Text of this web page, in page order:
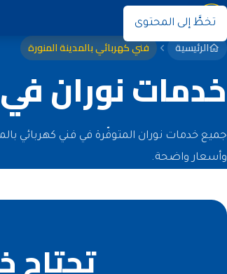
تخطَّ إلى المحتوى
نوران
الرئيسية فني كهربائي بالمدينة المنورة
خدمات نوران
جميع خدمات نوران المتوفّرة في فني كهربائي
وأسعار واضحة.
تحتاج